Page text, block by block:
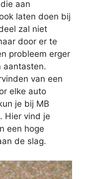
aan
laten doen bij
zal niet
door er te
probleem erger
aantasten.
van een
elke auto
je bij MB
Hier vind je
een hoge
de slag.